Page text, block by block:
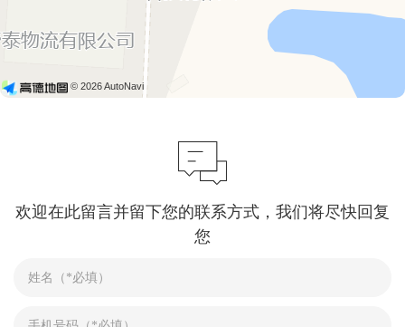
© 2026 AutoNavi
欢迎在此留言并留下您的联系方式，我们将尽快回复
您